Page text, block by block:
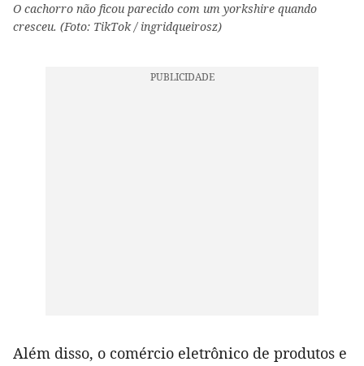
O cachorro não ficou parecido com um yorkshire quando
cresceu. (Foto: TikTok / ingridqueirosz)
Além disso, o comércio eletrônico de produtos e